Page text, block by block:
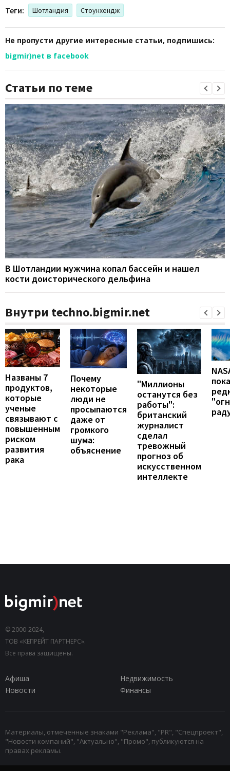
Теги: Шотландия Стоунхендж
Не пропусти другие интересные статьи, подпишись:
bigmir)net в facebook
Статьи по теме
В Шотландии мужчина копал бассейн и нашел
кости доисторического дельфина
Внутри techno.bigmir.net
Названы 7
продуктов,
которые
ученые
связывают с
повышенным
риском
развития
рака
Почему
некоторые
люди не
просыпаются
даже от
громкого
шума:
объяснение
"Миллионы
останутся без
работы":
британский
журналист
сделал
тревожный
прогноз об
искусственном
интеллекте
© 2000-2024,
ТОВ «КЕПРЕЙТ ПАРТНЕРС».
Все права защищены.
Афиша
Недвижимость
Новости
Финансы
Материалы, отмеченные знаками "Реклама", "PR", "Спецпроект",
"Новости компаний", "Актуально", "Промо", публикуются на
правах рекламы.